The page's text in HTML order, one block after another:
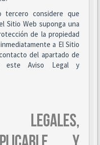
considere que
Sitio Web suponga una
de la propiedad
a El Sitio
del apartado de
este Aviso Legal y
LEGALES,